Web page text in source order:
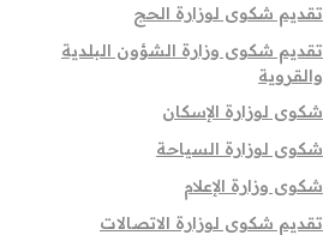
تقديم شكوى لوزارة الحج
تقديم شكوى وزارة الشؤون البلدية
والقروية
شكوى لوزارة الإسكان
شكوى لوزارة السياحة
شكوى وزارة الإعلام
تقديم شكوى لوزارة الاتصالات